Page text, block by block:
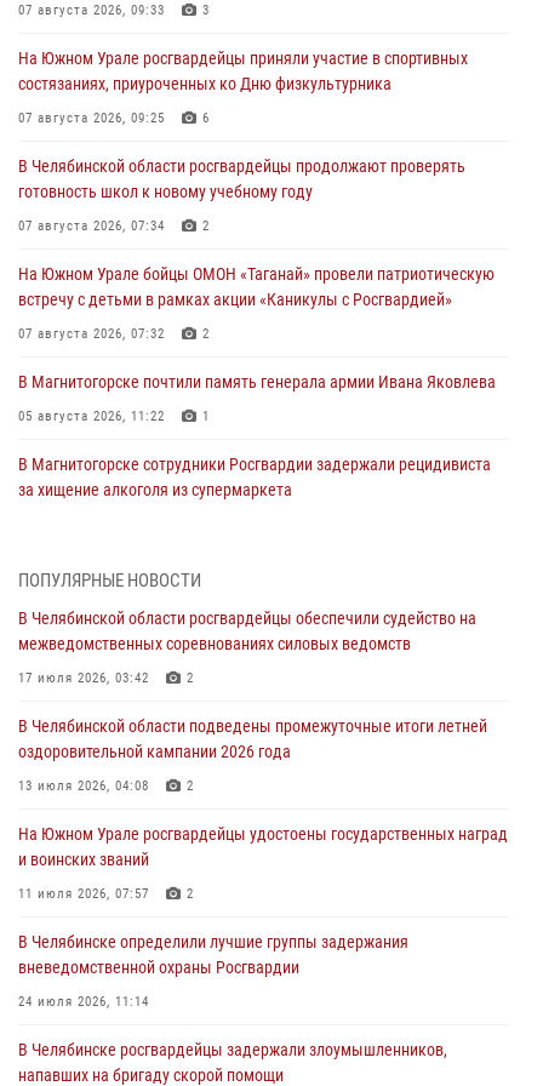
07 августа 2026, 09:33 3
На Южном Урале росгвардейцы приняли участие в спортивных
состязаниях, приуроченных ко Дню физкультурника
07 августа 2026, 09:25 6
В Челябинской области росгвардейцы продолжают проверять
готовность школ к новому учебному году
07 августа 2026, 07:34 2
На Южном Урале бойцы ОМОН «Таганай» провели патриотическую
встречу с детьми в рамках акции «Каникулы с Росгвардией»
07 августа 2026, 07:32 2
В Магнитогорске почтили память генерала армии Ивана Яковлева
05 августа 2026, 11:22 1
В Магнитогорске сотрудники Росгвардии задержали рецидивиста
за хищение алкоголя из супермаркета
На Южном Урале спецназ Росгвардии провел военно-полевые
Росгвардейцы задержали трёх магазинных воров в Челябинске
На Южном Урале сотрудники Росгвардии задержали
подозреваемого в совершении убийства
В Челябинской области росгвардейцами по горячим следам
задержан подозреваемый в грабеже
ПОПУЛЯРНЫЕ НОВОСТИ
В Челябинской области росгвардейцы обеспечили судейство на
межведомственных соревнованиях силовых ведомств
17 июля 2026, 03:42 2
В Челябинской области подведены промежуточные итоги летней
оздоровительной кампании 2026 года
13 июля 2026, 04:08 2
На Южном Урале росгвардейцы удостоены государственных наград
и воинских званий
11 июля 2026, 07:57 2
В Челябинске определили лучшие группы задержания
вневедомственной охраны Росгвардии
24 июля 2026, 11:14
В Челябинске росгвардейцы задержали злоумышленников,
напавших на бригаду скорой помощи